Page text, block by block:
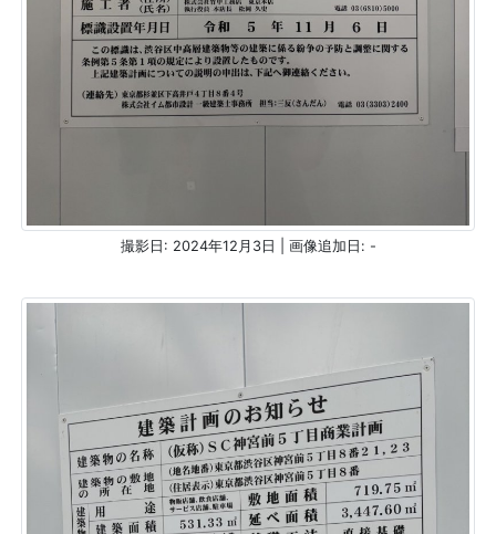
撮影日: 2024年12月3日 | 画像追加日: -